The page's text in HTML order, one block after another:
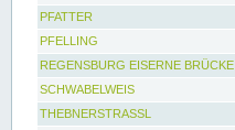
PFATTER
PFELLING
REGENSBURG EISERNE BRÜCKE
SCHWABELWEIS
THEBNERSTRASSL